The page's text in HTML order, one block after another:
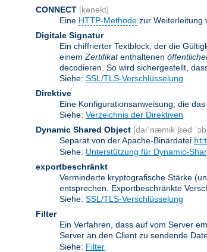
CONNECT [kənekt]
Eine HTTP-Methode zur Weiterleitung
Digitale Signatur
Ein chiffrierter Textblock, der die
einem Zertifikatenthaltenen
decodieren. So wird sichergestellt,
Siehe: SSL/TLS-Verschlüsselung
Direktive
Eine Konfigurationsanweisung, die
Siehe: Verzeichnis der Direktiven
Dynamic Shared Object [daiˈnæmik ʃɛəd
Separat von der Apache-Binärdatei
Siehe: Unterstützung für Dynamic-
exportbeschränkt
Verminderte kryptografische Stärke
entsprechen. Exportbeschränkte
Siehe: SSL/TLS-Verschlüsselung
Filter
Ein Verfahren, dass auf vom Server
Server an den Client zu sendende
Siehe: Filter